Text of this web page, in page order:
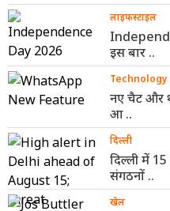
लाइफस्टाइल
इस बार ..
Technology
नए चैट और
आ ..
दिल्ली
दिल्ली में
संगठनों ..
खेल